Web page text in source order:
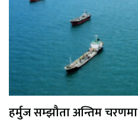
हर्मुज सम्झौता अन्तिम चरणमा